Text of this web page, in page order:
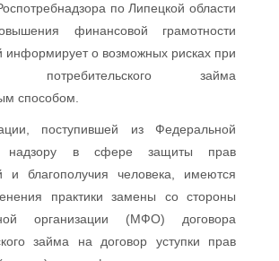
по Липецкой области
финансовой грамотности
информирует о возможных рисках при
потребительского займа
способом.
поступившей из Федеральной
в сфере защиты прав
и благополучия человека, имеются
практики замены со стороны
организации (МФО) договора
займа на договор уступки прав